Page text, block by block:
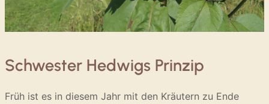
Schwester Hedwigs Prinzip
Früh ist es in diesem Jahr mit den Kräutern zu Ende